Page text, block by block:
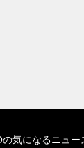
気になるニュー